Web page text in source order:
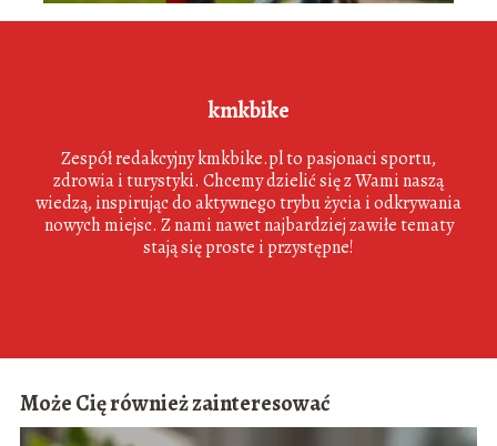
kmkbike
Zespół redakcyjny kmkbike.pl to pasjonaci sportu,
zdrowia i turystyki. Chcemy dzielić się z Wami naszą
wiedzą, inspirując do aktywnego trybu życia i odkrywania
nowych miejsc. Z nami nawet najbardziej zawiłe tematy
stają się proste i przystępne!
Może Cię również zainteresować